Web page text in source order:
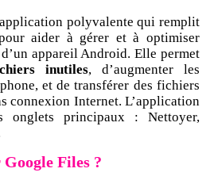
polyvalente qui remplit
aider à gérer et à optimiser
appareil Android. Elle permet
inutiles, d’augmenter les
et de transférer des fichiers
connexion Internet. L’application
onglets principaux : Nettoyer,
Files ?